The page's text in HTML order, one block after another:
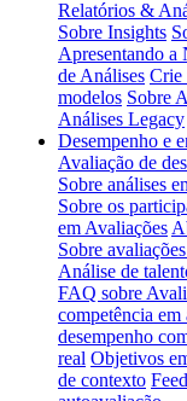
Relatórios &
Sobre Insights
Apresentando a
de Análises Crie
modelos Sobre
Análises Legacy
Desempenho e
Avaliação de
Sobre análises
Sobre os
em Avaliações
Sobre
Análise de
FAQ sobre
competência em
desempenho
real Objetivos
de contexto